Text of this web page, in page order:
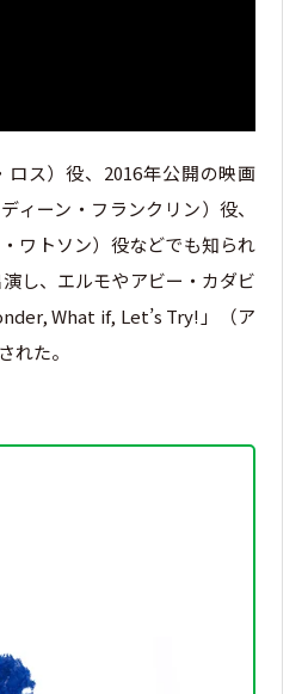
ス）役、2016年公開の映画
ーン・フランクリン）役、
ワトソン）役などでも知られ
し、エルモやアビー・カダビ
What if, Let’s Try!」（ア
れた。